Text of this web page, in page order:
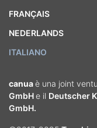
FRANÇAIS
NEDERLANDS
ITALIANO
canuaè una joint
GmbHe il Deutscher
GmbH.